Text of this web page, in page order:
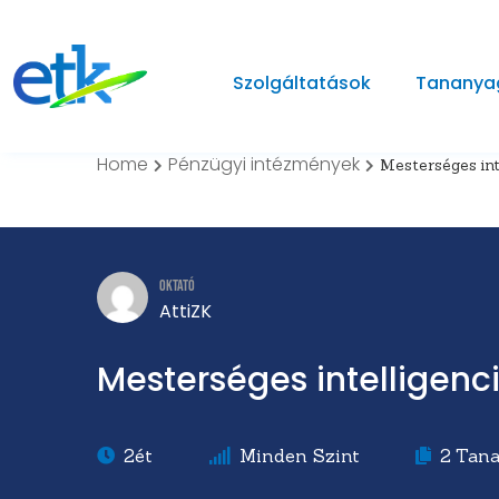
Szolgáltatások
Home Pénzügyi intézmények Mesterséges
Oktató
AttiZK
Mesterséges
2ét Minden Szint 2